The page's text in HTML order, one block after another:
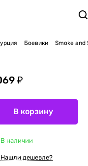
Боевики Smoke and
₽
В корзину
В наличии
Нашли дешевле?